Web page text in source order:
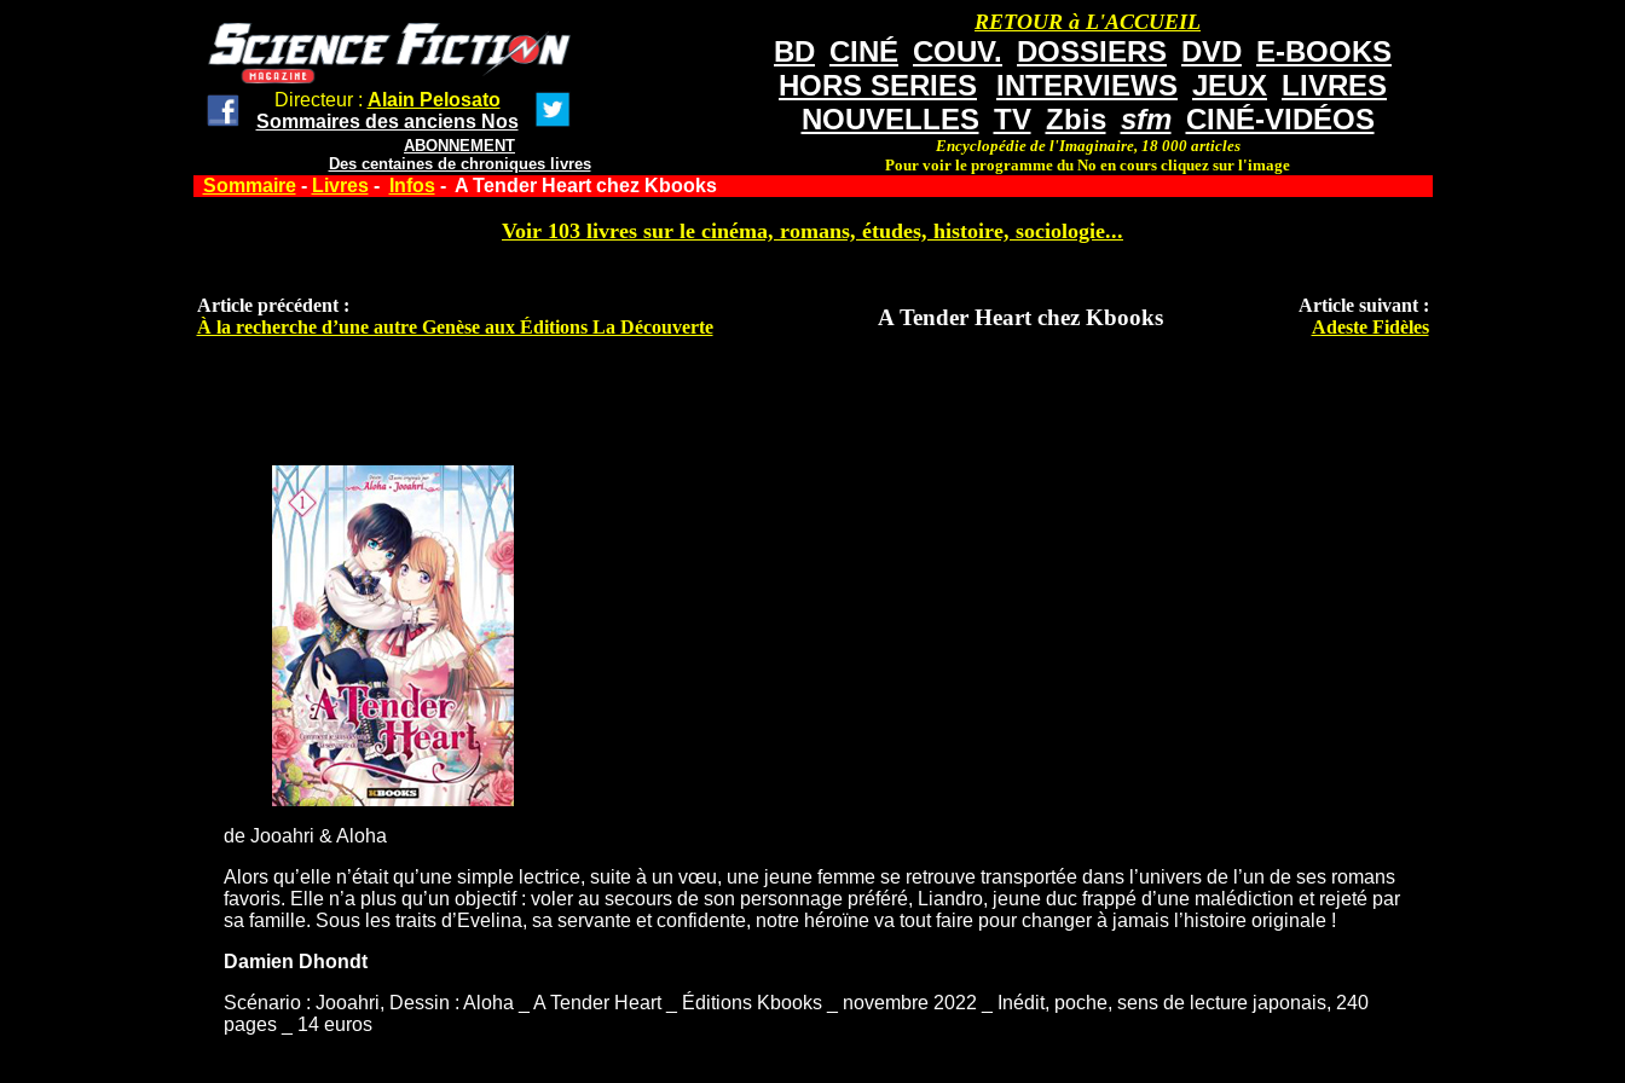
Directeur : Alain Pelosato
Sommaires des anciens Nos
ABONNEMENT
Des centaines de chroniques livres
RETOUR à L'ACCUEIL
BD CINÉ COUV. DOSSIERS DVD E-BOOKS
HORS SERIES
INTERVIEWS JEUX LIVRES
NOUVELLES TV Zbis sfm CINÉ-VIDÉOS
Encyclopédie de l'Imaginaire, 18 000 articles
Pour voir le programme du No en cours cliquez sur l'image
Sommaire- Livres- Infos- A Tender Heart chez Kbooks
Voir 103 livres sur le cinéma, romans, études, histoire, sociologie...
Article précédent :
À la recherche d’une autre Genèse aux Éditions La Découverte
A Tender Heart chez Kbooks
Article suivant :
Adeste Fidèles
de Jooahri & Aloha
Alors qu’elle n’était qu’une simple lectrice, suite à un vœu, une jeune femme se retrouve transportée dans l’univers de l’un de ses romans
favoris. Elle n’a plus qu’un objectif : voler au secours de son personnage préféré, Liandro, jeune duc frappé d’une malédiction et rejeté par
sa famille. Sous les traits d’Evelina, sa servante et confidente, notre héroïne va tout faire pour changer à jamais l’histoire originale !
Damien Dhondt
Scénario : Jooahri, Dessin : Aloha _ A Tender Heart _ Éditions Kbooks _ novembre 2022 _ Inédit, poche, sens de lecture japonais, 240
pages _ 14 euros